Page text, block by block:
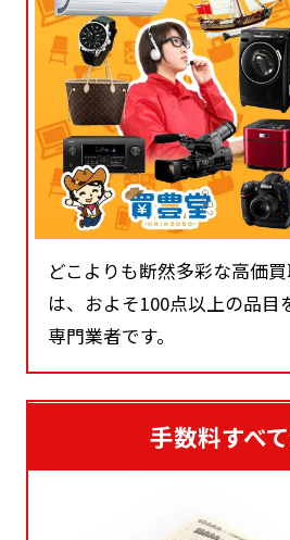
どこよりも断然多彩な高価
は、およそ100点以上の品目
専門業者です。
手数料すべ